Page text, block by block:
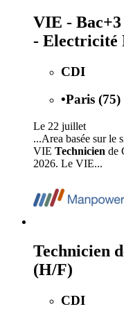
VIE -
- Electricité
CDI
•Paris (75)
Le 22 juillet
...Area basée sur le
VIE Technicien de
2026. Le VIE...
Technicien
(H/F)
CDI